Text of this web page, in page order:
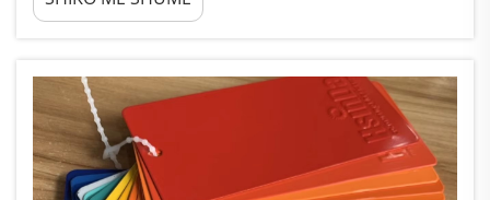
ndajnë regjistrime të plotë të humbjeve
papërshtatshme pluhuri për vijat e prodhimit
masiv. Një kompani e madhe domestike...